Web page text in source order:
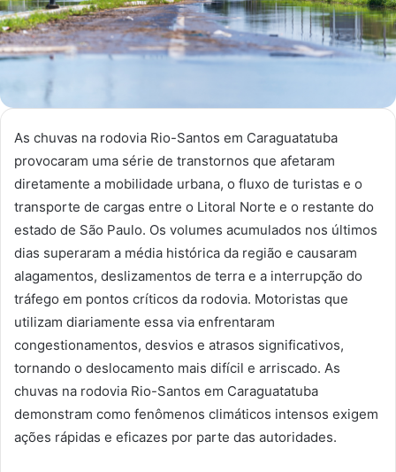
As chuvas na rodovia Rio-Santos em Caraguatatuba
provocaram uma série de transtornos que afetaram
diretamente a mobilidade urbana, o fluxo de turistas e o
transporte de cargas entre o Litoral Norte e o restante do
estado de São Paulo. Os volumes acumulados nos últimos
dias superaram a média histórica da região e causaram
alagamentos, deslizamentos de terra e a interrupção do
tráfego em pontos críticos da rodovia. Motoristas que
utilizam diariamente essa via enfrentaram
congestionamentos, desvios e atrasos significativos,
tornando o deslocamento mais difícil e arriscado. As
chuvas na rodovia Rio-Santos em Caraguatatuba
demonstram como fenômenos climáticos intensos exigem
ações rápidas e eficazes por parte das autoridades.